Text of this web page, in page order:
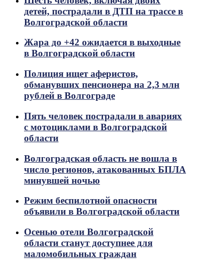
детей, пострадали в ДТП на трассе в
Волгоградской области
Жара до +42 ожидается в выходные
в Волгоградской области
Полиция ищет аферистов,
обманувших пенсионера на 2,3 млн
рублей в Волгограде
Пять человек пострадали в авариях
с мотоциклами в Волгоградской
области
Волгоградская область не вошла в
число регионов, атакованных БПЛА
минувшей ночью
Режим беспилотной опасности
объявили в Волгоградской области
Осенью отели Волгоградской
области станут доступнее для
маломобильных граждан